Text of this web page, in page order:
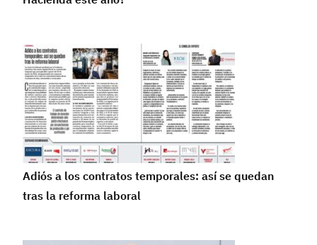
Adiós a los contratos temporales: así se quedan
tras la reforma laboral